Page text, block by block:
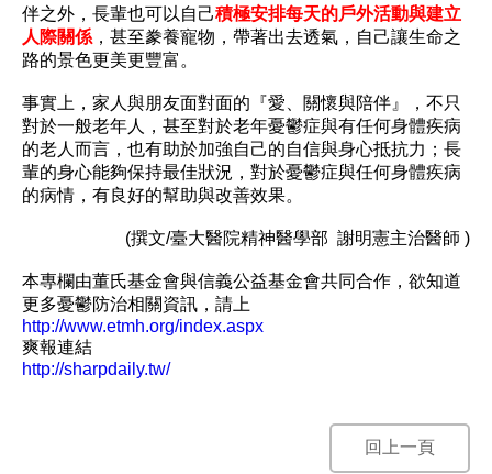
伴之外，長輩也可以自己積極安排每天的戶外活動與建立
人際關係 ，甚至豢養寵物，帶著出去透氣，自己讓生命之
路的景色更美更豐富。
事實上，家人與朋友面對面的『愛、關懷與陪伴』，不只
對於一般老年人，甚至對於老年憂鬱症與有任何身體疾病
的老人而言，也有助於加強自己的自信與身心抵抗力；長
輩的身心能夠保持最佳狀況，對於憂鬱症與任何身體疾病
的病情，有良好的幫助與改善效果。
(撰文/臺大醫院精神醫學部 謝明憲主治醫師 )
本專欄由董氏基金會與信義公益基金會共同合作，欲知道
更多憂鬱防治相關資訊，請上
http://www.etmh.org/index.aspx
爽報連結
http://sharpdaily.tw/
回上一頁